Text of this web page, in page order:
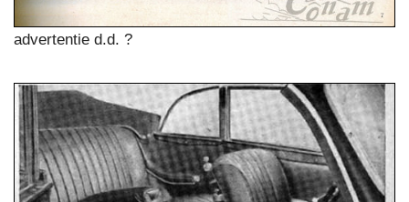
advertentie d.d. ?